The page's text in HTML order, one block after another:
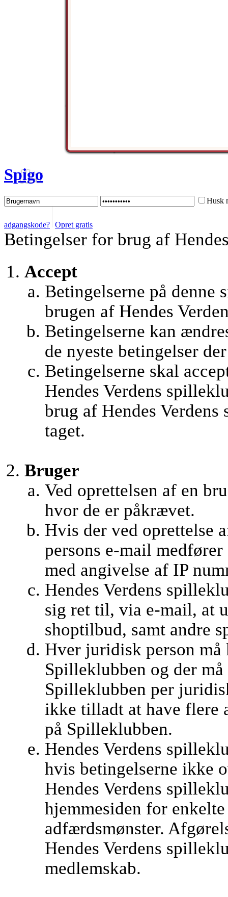
Spigo
Husk
adgangskode? Opret gratis
Betingelser for brug af
Accept
Betingelserne på denne
brugen af Hendes
Betingelserne kan
de nyeste betingelser
Betingelserne skal
Hendes Verdens
brug af Hendes
taget.
Bruger
Ved oprettelsen af en
hvor de er påkrævet.
Hvis der ved oprettelse
persons e-mail
med angivelse af IP
Hendes Verdens
sig ret til, via e-mail, at
shoptilbud, samt andre
Hver juridisk person må
Spilleklubben og der
Spilleklubben per
ikke tilladt at have flere
på Spilleklubben.
Hendes Verdens
hvis betingelserne ikke
Hendes Verdens
hjemmesiden for
adfærdsmønster.
Hendes Verdens
medlemskab.